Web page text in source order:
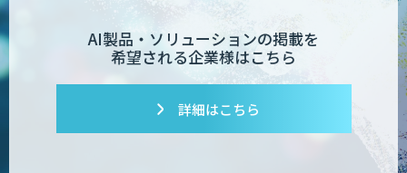
AI製品・ソリューションの掲載を
希望される企業様はこちら
詳細はこちら